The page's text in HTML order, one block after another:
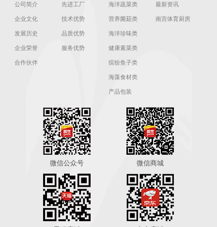
公司简介
企业文化
发展历史
企业荣誉
合作伙伴
先进工厂
技术优势
品质优势
服务优势
海洋蔬菜类
营养菌菇类
海洋珍味类
健康素菜类
缤纷鱼子类
海藻食材类
产品包装
最新资讯
南宫体育厨房
微信公众号 微信商城